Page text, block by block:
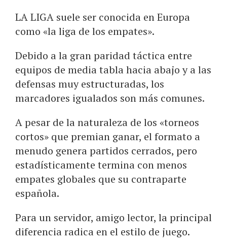
LA LIGA suele ser conocida en Europa
como «la liga de los empates».
Debido a la gran paridad táctica entre
equipos de media tabla hacia abajo y a las
defensas muy estructuradas, los
marcadores igualados son más comunes.
A pesar de la naturaleza de los «torneos
cortos» que premian ganar, el formato a
menudo genera partidos cerrados, pero
estadísticamente termina con menos
empates globales que su contraparte
española.
Para un servidor, amigo lector, la principal
diferencia radica en el estilo de juego.